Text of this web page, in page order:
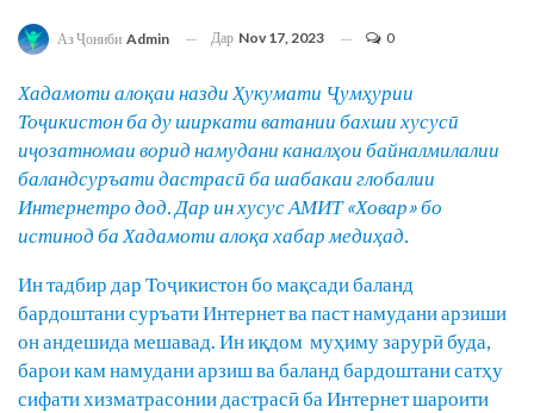
Аз Ҷониби Admin Дар Nov 17, 2023 0
Хадамоти алоқаи назди Ҳукумати Ҷумҳурии
Тоҷикистон ба ду ширкати ватании бахши хусусӣ
иҷозатномаи ворид намудани каналҳои байналмилалии
баландсуръати дастрасӣ ба шабакаи глобалии
Интернетро дод. Дар ин хусус АМИТ «Ховар» бо
истинод ба Хадамоти алоқа хабар медиҳад.
Ин тадбир дар Тоҷикистон бо мақсади баланд
бардоштани суръати Интернет ва паст намудани арзиши
он андешида мешавад. Ин иқдом муҳиму зарурӣ буда,
барои кам намудани арзиш ва баланд бардоштани сатҳу
сифати хизматрасонии дастрасӣ ба Интернет шароити